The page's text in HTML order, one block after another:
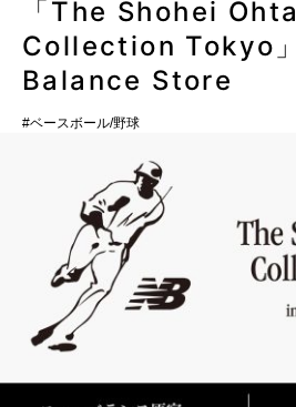
「The Shohei
Collection Tokyo
Balance Store
ベースボール/野球